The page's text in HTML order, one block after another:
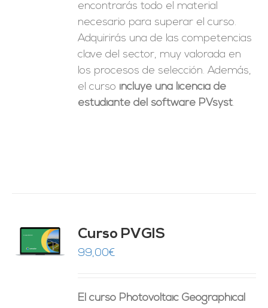
encontrarás todo el material
necesario para superar el curso.
Adquirirás una de las competencias
clave del sector, muy valorada en
los procesos de selección. Además,
el curso incluye una licencia de
estudiante del software PVsyst.
Curso PVGIS
99,00€
El curso Photovoltaic Geographical